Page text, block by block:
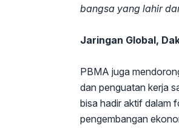
bangsa yang lahir
Jaringan Global,
PBMA juga
dan penguatan kerja
bisa hadir aktif dalam
pengembangan